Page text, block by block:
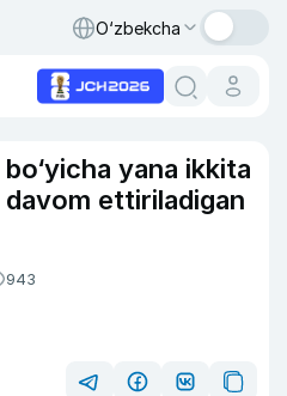
O‘zbekcha
yana ikkita
ettiriladigan
943